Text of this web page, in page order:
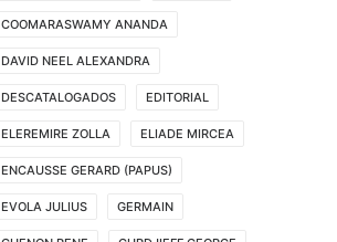
COOMARASWAMY ANANDA
DAVID NEEL ALEXANDRA
DESCATALOGADOS EDITORIAL
ELEREMIRE ZOLLA ELIADE MIRCEA
ENCAUSSE GERARD (PAPUS)
EVOLA JULIUS GERMAIN